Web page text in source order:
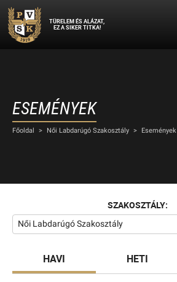
TÜRELEM ÉS ALÁZAT,
EZ A SIKER TITKA!
ESEMÉNYEK
Főoldal > Női Labdarúgó Szakosztály > Események
SZAKOSZTÁLY:
Női Labdarúgó Szakosztály
HAVI HETI